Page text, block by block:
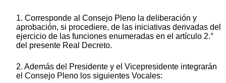
1. Corresponde al Consejo Pleno la deliberación y
aprobación, si procediere, de las iniciativas derivadas del
ejercicio de las funciones enumeradas en el artículo 2.°
del presente Real Decreto.
2. Además del Presidente y el Vicepresidente integrarán
el Consejo Pleno los siguientes Vocales: